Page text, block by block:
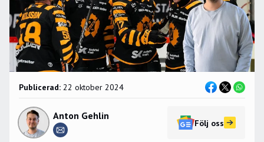
Publicerad: 22 oktober 2024
Anton Gehlin
Följ oss